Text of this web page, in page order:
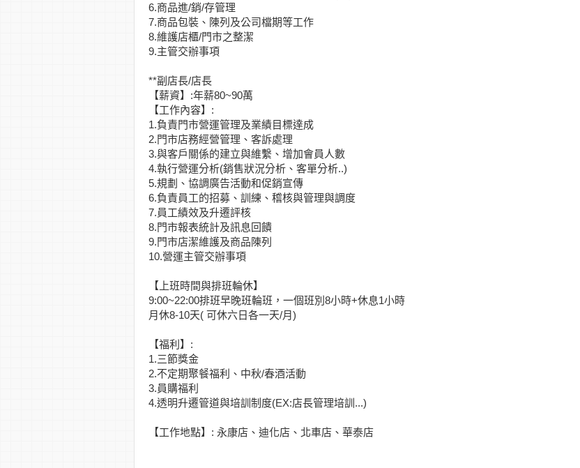
6.商品進/銷/存管理
7.商品包裝、陳列及公司檔期等工作
8.維護店櫃/門市之整潔
9.主管交辦事項
**副店長/店長
【薪資】:年薪80~90萬
【工作內容】:
1.負責門市營運管理及業績目標達成
2.門市店務經營管理、客訴處理
3.與客戶關係的建立與維繫、增加會員人數
4.執行營運分析(銷售狀況分析、客單分析..)
5.規劃、協調廣告活動和促銷宣傳
6.負責員工的招募、訓練、稽核與管理與調度
7.員工績效及升遷評核
8.門市報表統計及訊息回饋
9.門市店潔維護及商品陳列
10.營運主管交辦事項
【上班時間與排班輪休】
9:00~22:00排班早晚班輪班，一個班別8小時+休息1小時
月休8-10天( 可休六日各一天/月)
【福利】:
1.三節獎金
2.不定期聚餐福利、中秋/春酒活動
3.員購福利
4.透明升遷管道與培訓制度(EX:店長管理培訓...)
【工作地點】: 永康店、迪化店、北車店、華泰店